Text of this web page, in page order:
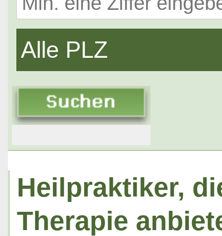
Alle PLZ
Heilpraktiker,
Therapie